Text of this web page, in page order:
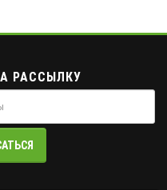
РАССЫЛКУ